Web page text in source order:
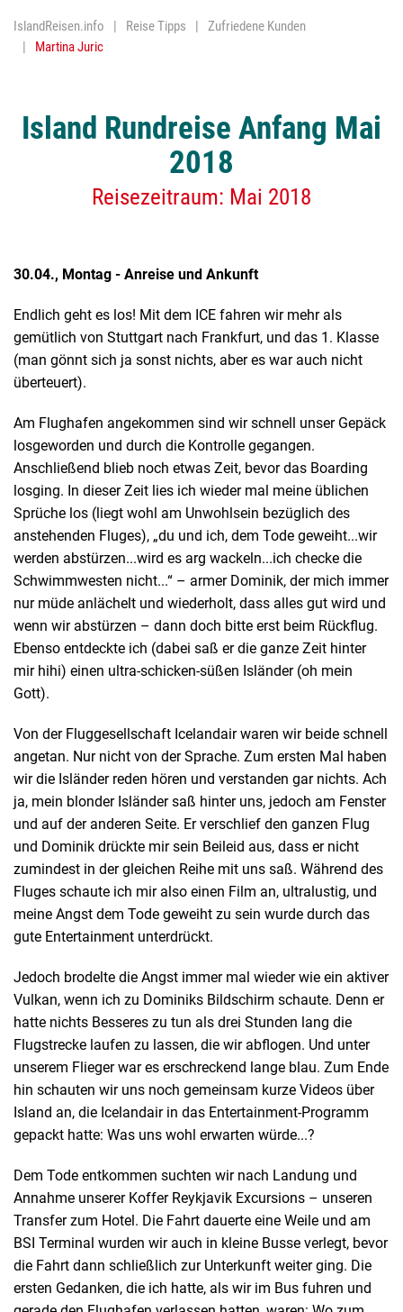
IslandReisen.info Reise Tipps
Zufriedene Kunden
Martina Juric
Island Rundreise Anfang Mai
2018
Reisezeitraum: Mai 2018
30.04., Montag - Anreise und Ankunft
Endlich geht es los! Mit dem ICE fahren wir mehr als
gemütlich von Stuttgart nach Frankfurt, und das 1. Klasse
(man gönnt sich ja sonst nichts, aber es war auch nicht
überteuert).
Am Flughafen angekommen sind wir schnell unser Gepäck
losgeworden und durch die Kontrolle gegangen.
Anschließend blieb noch etwas Zeit, bevor das Boarding
losging. In dieser Zeit lies ich wieder mal meine üblichen
Sprüche los (liegt wohl am Unwohlsein bezüglich des
anstehenden Fluges), „du und ich, dem Tode geweiht...wir
werden abstürzen...wird es arg wackeln...ich checke die
Schwimmwesten nicht...“ – armer Dominik, der mich immer
nur müde anlächelt und wiederholt, dass alles gut wird und
wenn wir abstürzen – dann doch bitte erst beim Rückflug.
Ebenso entdeckte ich (dabei saß er die ganze Zeit hinter
mir hihi) einen ultra-schicken-süßen Isländer (oh mein
Gott).
Von der Fluggesellschaft Icelandair waren wir beide schnell
angetan. Nur nicht von der Sprache. Zum ersten Mal haben
wir die Isländer reden hören und verstanden gar nichts. Ach
ja, mein blonder Isländer saß hinter uns, jedoch am Fenster
und auf der anderen Seite. Er verschlief den ganzen Flug
und Dominik drückte mir sein Beileid aus, dass er nicht
zumindest in der gleichen Reihe mit uns saß. Während des
Fluges schaute ich mir also einen Film an, ultralustig, und
meine Angst dem Tode geweiht zu sein wurde durch das
gute Entertainment unterdrückt.
Jedoch brodelte die Angst immer mal wieder wie ein aktiver
Vulkan, wenn ich zu Dominiks Bildschirm schaute. Denn er
hatte nichts Besseres zu tun als drei Stunden lang die
Flugstrecke laufen zu lassen, die wir abflogen. Und unter
unserem Flieger war es erschreckend lange blau. Zum Ende
hin schauten wir uns noch gemeinsam kurze Videos über
Island an, die Icelandair in das Entertainment-Programm
gepackt hatte: Was uns wohl erwarten würde...?
Dem Tode entkommen suchten wir nach Landung und
Annahme unserer Koffer Reykjavik Excursions – unseren
Transfer zum Hotel. Die Fahrt dauerte eine Weile und am
BSI Terminal wurden wir auch in kleine Busse verlegt, bevor
die Fahrt dann schließlich zur Unterkunft weiter ging. Die
ersten Gedanken, die ich hatte, als wir im Bus fuhren und